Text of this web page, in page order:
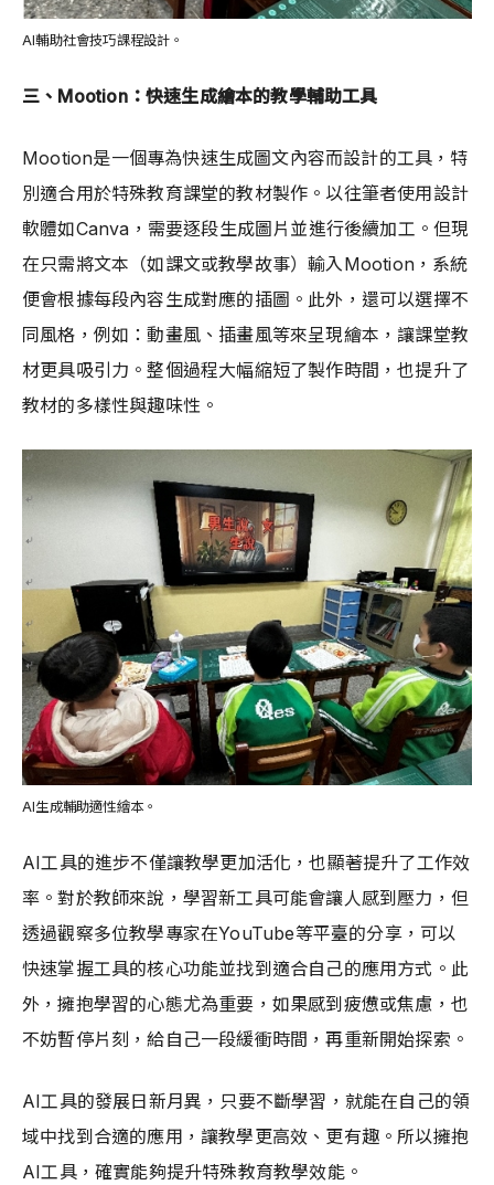
AI輔助社會技巧課程設計。
三、Mootion：快速生成繪本的教學輔助工具
Mootion是一個專為快速生成圖文內容而設計的工具，特
別適合用於特殊教育課堂的教材製作。以往筆者使用設計
軟體如Canva，需要逐段生成圖片並進行後續加工。但現
在只需將文本（如課文或教學故事）輸入Mootion，系統
便會根據每段內容生成對應的插圖。此外，還可以選擇不
同風格，例如：動畫風、插畫風等來呈現繪本，讓課堂教
材更具吸引力。整個過程大幅縮短了製作時間，也提升了
教材的多樣性與趣味性。
AI生成輔助適性繪本。
AI工具的進步不僅讓教學更加活化，也顯著提升了工作效
率。對於教師來說，學習新工具可能會讓人感到壓力，但
透過觀察多位教學專家在YouTube等平臺的分享，可以
快速掌握工具的核心功能並找到適合自己的應用方式。此
外，擁抱學習的心態尤為重要，如果感到疲憊或焦慮，也
不妨暫停片刻，給自己一段緩衝時間，再重新開始探索。
AI工具的發展日新月異，只要不斷學習，就能在自己的領
域中找到合適的應用，讓教學更高效、更有趣。所以擁抱
AI工具，確實能夠提升特殊教育教學效能。